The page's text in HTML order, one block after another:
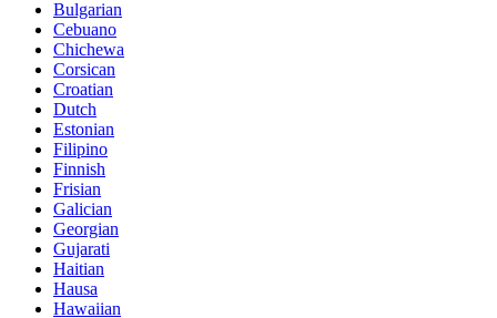
Bulgarian
Cebuano
Chichewa
Corsican
Croatian
Dutch
Estonian
Filipino
Finnish
Frisian
Galician
Georgian
Gujarati
Haitian
Hausa
Hawaiian